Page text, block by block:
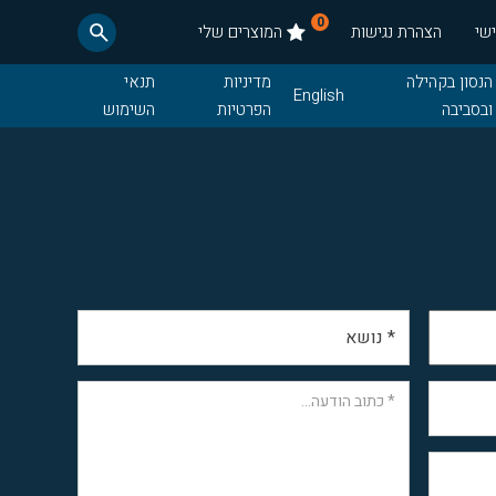
הצהרת נגישות 0 המוצרים שלי
הנסון בקהילה
ובסביבה
English
מדיניות
הפרטיות
תנאי
השימוש